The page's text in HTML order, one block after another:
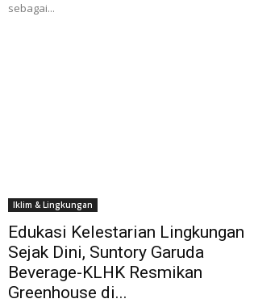
sebagai...
Iklim & Lingkungan
Edukasi Kelestarian Lingkungan
Sejak Dini, Suntory Garuda
Beverage-KLHK Resmikan
Greenhouse di...